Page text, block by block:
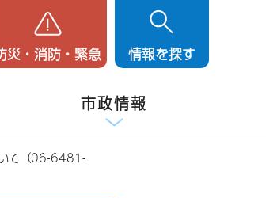
災・消防・緊急 情報を探す
市政情報
て（06-6481-